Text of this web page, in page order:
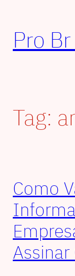
conteúdo
Pro
Tag:
Como